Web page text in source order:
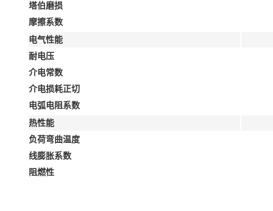
塔伯磨损
摩擦系数
电气性能
耐电压
介电常数
介电损耗正切
电弧电阻系数
热性能
负荷弯曲温度
线膨胀系数
阻燃性